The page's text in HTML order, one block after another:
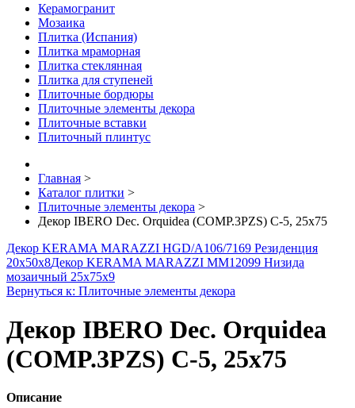
Керамогранит
Мозаика
Плитка (Испания)
Плитка мраморная
Плитка стеклянная
Плитка для ступеней
Плиточные бордюры
Плиточные элементы декора
Плиточные вставки
Плиточный плинтус
Главная >
Каталог плитки >
Плиточные элементы декора >
Декор IBERO Dec. Orquidea (COMP.3PZS) C-5, 25x75
Декор KERAMA MARAZZI HGD/A106/7169 Резиденция
20х50х8Декор KERAMA MARAZZI MM12099 Низида
мозаичный 25х75х9
Вернуться к: Плиточные элементы декора
Декор IBERO Dec. Orquidea
(COMP.3PZS) C-5, 25x75
Описание